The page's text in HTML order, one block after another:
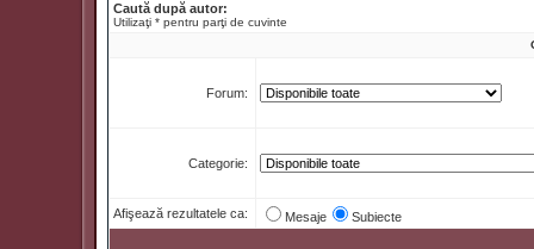
Caută după autor:
Utilizaţi * pentru parţi de cuvinte
Forum:
Categorie:
Afişează rezultatele ca: Mesaje Subiecte